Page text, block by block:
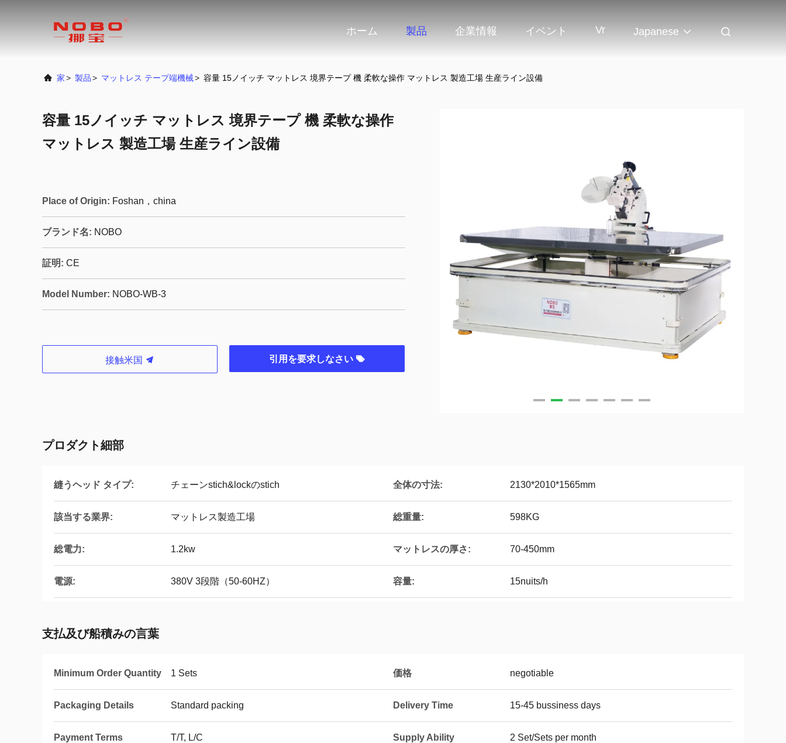
ホーム 製品 企業情報 イベント Vr Japanese
家> 製品> マットレス テープ端機械> 容量 15ノイッチ マットレス 境界テープ 機 柔軟な操作 マットレス 製造工場 生産ライン設備
容量 15ノイッチ マットレス 境界テープ 機 柔軟な操作
マットレス 製造工場 生産ライン設備
Place of Origin: Foshan，china
ブランド名: NOBO
証明: CE
Model Number: NOBO-WB-3
接触米国 引用を要求しなさい
プロダクト細部
縫うヘッド タイプ: チェーンstich&lockのstich 全体の寸法: 2130*2010*1565mm
該当する業界: マットレス製造工場 総重量: 598KG
総電力: 1.2kw マットレスの厚さ: 70-450mm
電源: 380V 3段階（50-60HZ） 容量: 15nuits/h
支払及び船積みの言葉
Minimum Order Quantity 1 Sets 価格 negotiable
Packaging Details Standard packing Delivery Time 15-45 bussiness days
Payment Terms T/T, L/C Supply Ability 2 Set/Sets per month